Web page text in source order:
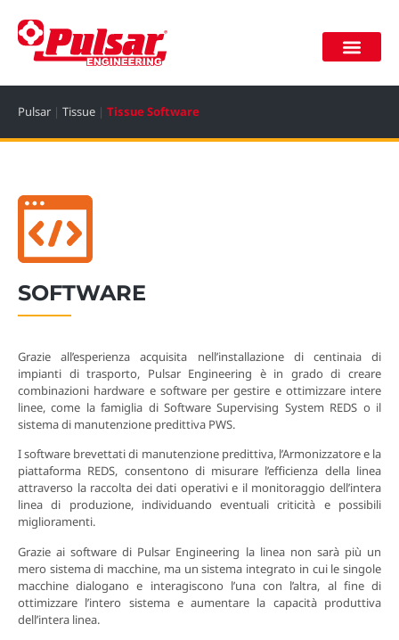
Pulsar | Tissue | Tissue Software
SOFTWARE
Grazie all’esperienza acquisita nell’installazione di centinaia di
impianti di trasporto, Pulsar Engineering è in grado di creare
combinazioni hardware e software per gestire e ottimizzare intere
linee, come la famiglia di Software Supervising System REDS o il
sistema di manutenzione predittiva PWS.
I software brevettati di manutenzione predittiva, l’Armonizzatore e la
piattaforma REDS, consentono di misurare l’efficienza della linea
attraverso la raccolta dei dati operativi e il monitoraggio dell’intera
linea di produzione, individuando eventuali criticità e possibili
miglioramenti.
Grazie ai software di Pulsar Engineering la linea non sarà più un
mero sistema di macchine, ma un sistema integrato in cui le singole
macchine dialogano e interagiscono l’una con l’altra, al fine di
ottimizzare l’intero sistema e aumentare la capacità produttiva
dell’intera linea.